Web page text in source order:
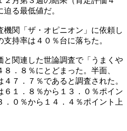
る最低値だ。
機関「ザ・オピニオン」に依頼し
持率は４０％台に落ちた。
と関連した世論調査で「うまくや
．８％にとどまった。半面、
４７．７％であると調査された。
６１．８％から１３．０％ポイン
．０％から１４．４％ポイント上